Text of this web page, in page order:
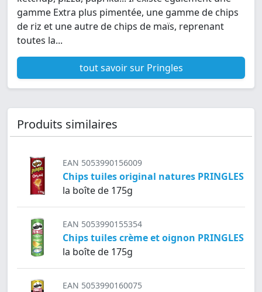
gamme Extra plus pimentée, une gamme de chips
de riz et une autre de chips de maïs, reprenant
toutes la...
tout savoir sur Pringles
Produits similaires
EAN 5053990156009
Chips tuiles original natures PRINGLES
la boîte de 175g
EAN 5053990155354
Chips tuiles crème et oignon PRINGLES
la boîte de 175g
EAN 5053990160075